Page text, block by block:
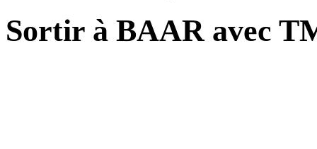
Sortir à BAAR avec